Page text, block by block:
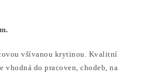
všívanou krytinou. Kvalitní
vhodná do pracoven, chodeb, na